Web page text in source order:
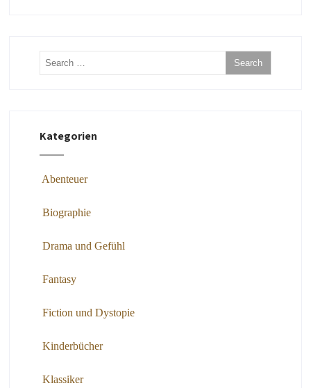
Kategorien
Abenteuer
Biographie
Drama und Gefühl
Fantasy
Fiction und Dystopie
Kinderbücher
Klassiker